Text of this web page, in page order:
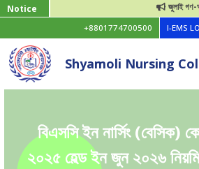
Notice জুলাই গণ-
+8801774700500 I-EMS
Shyamoli Nursing
বিএসসি ইন নার্সিং (বেসিক)
২০২৫ হেল্ড ইন জুন ২০২৬